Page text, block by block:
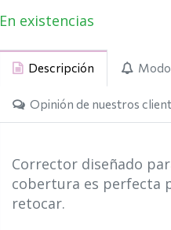
En existencias
Descripción
Opinión de nuestros
Corrector diseñado
cobertura es perfecta
retocar.